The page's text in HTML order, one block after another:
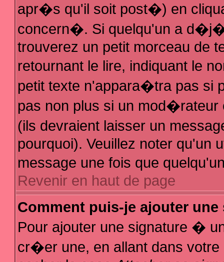
apr�s qu'il soit post�) en
concern�. Si quelqu'un a
trouverez un petit morceau de
retournant le lire, indiquant le
petit texte n'appara�tra pas si
pas non plus si un
(ils devraient laisser un
pourquoi). Veuillez noter qu'un
message une fois que
Revenir en haut de page
Comment puis-je ajouter
Pour ajouter une signature �
cr�er une, en allant dans